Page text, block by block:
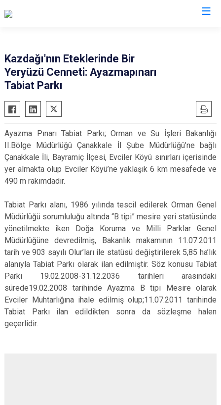
Ayvacık
Biga
Çan
Eceabat
Ezine
Yenice
Kazdağı'nın Eteklerinde Bir
Yeryüzü Cenneti: Ayazmapınarı
Tabiat Parkı
Ayazma Pınarı Tabiat Parkı; Orman ve Su İşleri Bakanlığı
II.Bölge Müdürlüğü Çanakkale İl Şube Müdürlüğü’ne bağlı
Çanakkale İli, Bayramiç İlçesi, Evciler Köyü sınırları içerisinde
yer almakta olup Evciler Köyü’ne yaklaşık 6 km mesafede ve
490 m rakımdadır.
Tabiat Parkı alanı, 1986 yılında tescil edilerek Orman Genel
Müdürlüğü sorumluluğu altında “B tipi” mesire yeri statüsünde
yönetilmekte iken Doğa Koruma ve Milli Parklar Genel
Müdürlüğüne devredilmiş, Bakanlık makamının 11.07.2011
tarih ve 903 sayılı Olur’ları ile statüsü değiştirilerek 5,85 ha’lık
alanıyla Tabiat Parkı olarak ilan edilmiştir. Söz konusu Tabiat
Parkı 19.02.2008-31.12.2036 tarihleri arasındaki
sürede19.02.2008 tarihinde Ayazma B tipi Mesire olarak
Evciler Muhtarlığına ihale edilmiş olup;11.07.2011 tarihinde
Tabiat Parkı ilan edildikten sonra da sözleşme halen
geçerlidir.